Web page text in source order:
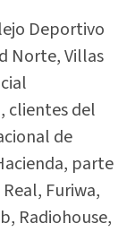
Deportivo
Norte, Villas
clientes del
de
parte
Furiwa,
Radiohouse,